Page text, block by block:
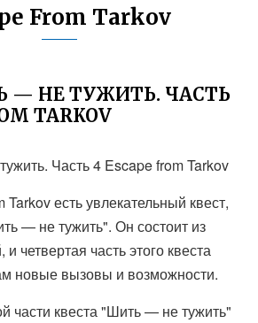
From Tarkov
— НЕ ТУЖИТЬ. ЧАСТЬ
TARKOV
Часть 4 Escape from Tarkov
есть увлекательный квест,
— не тужить". Он состоит из
и четвертая часть этого квеста
новые вызовы и возможности.
части квеста "Шить — не тужить"